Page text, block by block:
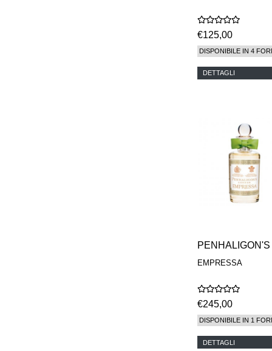
€125,00
DISPONIBILE IN 4
DETTAGLI
PENHALIGON'S
EMPRESSA
€245,00
DISPONIBILE IN 1
DETTAGLI